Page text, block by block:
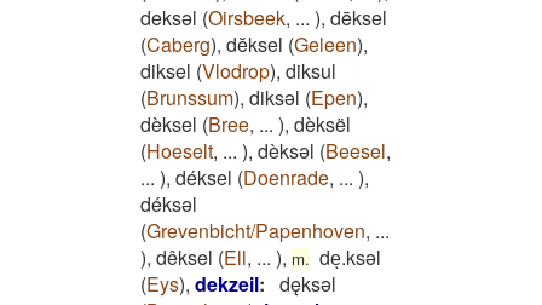
deksəl (Oirsbeek, ... ), dēksel
(Caberg), dĕksel (Geleen),
diksel (Vlodrop), diksul
(Brunssum), diksəl (Epen),
dèksel (Bree, ... ), dèksël
(Hoeselt, ... ), dèksəl (Beesel,
... ), déksel (Doenrade, ... ),
déksəl
(Grevenbicht/Papenhoven, ...
), dêksel (Ell, ... ), m. deͅ.ksəl
(Eys), dekzeil: dęksǝl